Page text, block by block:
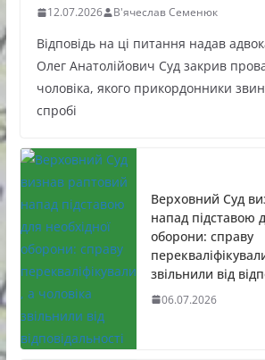
12.07.2026 В'ячеслав Семенюк
Відповідь на ці питання надав
Олег Анатолійович Суд закрив
чоловіка, якого прикордонники
спробі
Верховний Суд
напад підставою
оборони: справу
звільнили від
06.07.2026